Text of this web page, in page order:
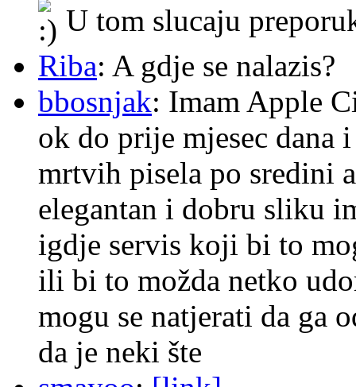
U tom slucaju
Riba: A gdje se nalazis?
bbosnjak: Imam Apple
ok do prije mjesec dana
mrtvih pisela po sredini
elegantan i dobru sliku
igdje servis koji bi to
ili bi to možda netko
mogu se natjerati da ga
da je neki šte